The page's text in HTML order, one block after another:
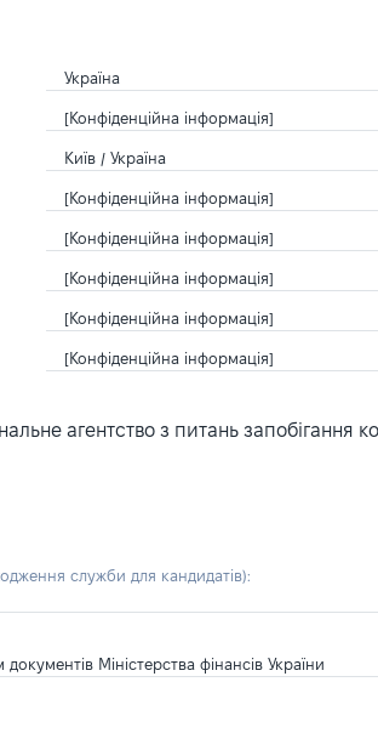
Україна
[Конфіденційна інформація]
Київ / Україна
[Конфіденційна інформація]
[Конфіденційна інформація]
[Конфіденційна інформація]
[Конфіденційна інформація]
[Конфіденційна інформація]
агентство з питань запобігання
служби для кандидатів):
Міністерства фінансів України